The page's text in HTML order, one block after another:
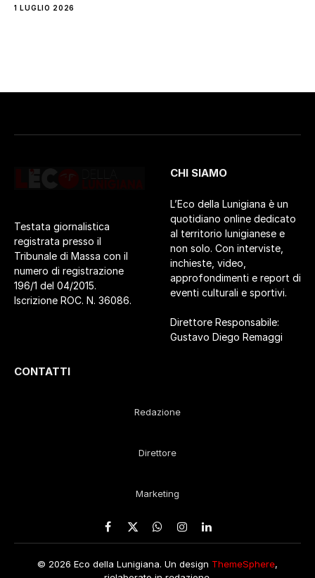
1 LUGLIO 2026
Testata giornalistica
registrata presso il
Tribunale di Massa con il
numero di registrazione
196/1 del 04/2015.
Iscrizione ROC. N. 36086.
CHI SIAMO
L’Eco della Lunigiana è un
quotidiano online dedicato
al territorio lunigianese e
non solo. Con interviste,
inchieste, video,
approfondimenti e report di
eventi culturali e sportivi.
Direttore Responsabile:
Gustavo Diego Remaggi
CONTATTI
Redazione
Direttore
Marketing
Facebook
X
WhatsApp
Instagram
LinkedIn
© 2026 Eco della Lunigiana. Un design ThemeSphere,